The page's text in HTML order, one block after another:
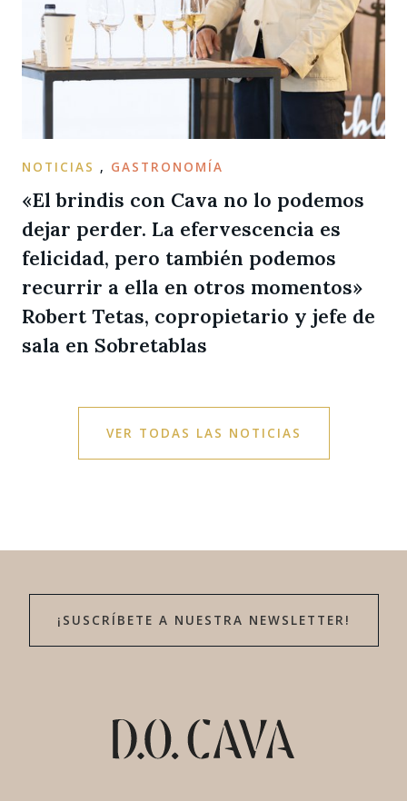
NOTICIAS , GASTRONOMÍA
«El brindis con Cava no lo podemos
dejar perder. La efervescencia es
felicidad, pero también podemos
recurrir a ella en otros momentos»
Robert Tetas, copropietario y jefe de
sala en Sobretablas
VER TODAS LAS NOTICIAS
¡SUSCRÍBETE A NUESTRA NEWSLETTER!